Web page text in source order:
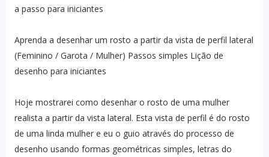
a passo para iniciantes
Aprenda a desenhar um rosto a partir da vista de perfil lateral
(Feminino / Garota / Mulher) Passos simples Lição de
desenho para iniciantes
Hoje mostrarei como desenhar o rosto de uma mulher
realista a partir da vista lateral. Esta vista de perfil é do rosto
de uma linda mulher e eu o guio através do processo de
desenho usando formas geométricas simples, letras do